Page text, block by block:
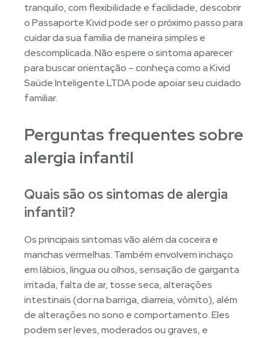
tranquilo, com flexibilidade e facilidade, descobrir
o Passaporte Kivid pode ser o próximo passo para
cuidar da sua família de maneira simples e
descomplicada. Não espere o sintoma aparecer
para buscar orientação – conheça como a Kivid
Saúde Inteligente LTDA pode apoiar seu cuidado
familiar.
Perguntas frequentes sobre
alergia infantil
Quais são os sintomas de alergia
infantil?
Os principais sintomas vão além da coceira e
manchas vermelhas. Também envolvem inchaço
em lábios, língua ou olhos, sensação de garganta
irritada, falta de ar, tosse seca, alterações
intestinais (dor na barriga, diarreia, vômito), além
de alterações no sono e comportamento. Eles
podem ser leves, moderados ou graves, e